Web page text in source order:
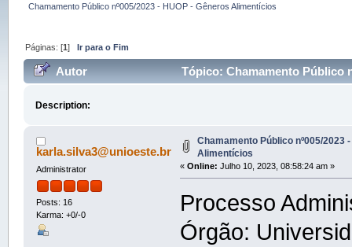
Chamamento Público nº005/2023 - HUOP - Gêneros Alimentícios
Páginas: [1]Ir para o Fim
Autor Tópico: Chamamento Público
Description:
karla.silva3@unioeste.br
Administrator
Posts: 16
Karma: +0/-0
Chamamento Público nº005/2023
Alimentícios
«Online: Julho 10, 2023, 08:58:24 am »
Processo
Órgão: